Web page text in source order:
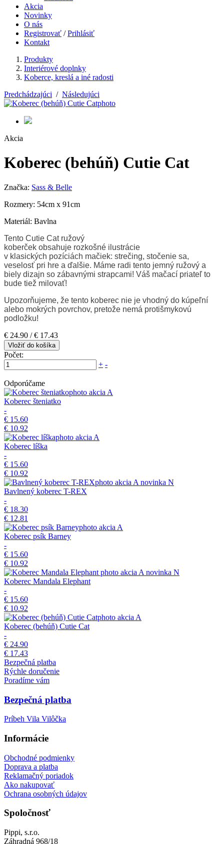
Akcia
Novinky
O nás
Registrovať / Prihlásiť
Kontakt
Produkty
Interiérové doplnky
Koberce, kreslá a iné radosti
Predchádzajúci / Následujúci
Akcia
Koberec (behúň) Cutie Cat
Značka: Sass & Belle
Rozmery: 54cm x 91cm
Materiál: Bavlna
Tento Cutie Cat ružový
koberček obsahuje rozkošné ilustrácie
v klasických pozíciách mačiek: strečing, stočenie sa,
veselosť pri hre a ďalšie. Máme radi tento jemný ružový a
biely dizajn so zábavnými strapcami! Váš mačací priateľ to
bude tiež milovať!
Upozorňujeme, že tento koberec nie je vhodný do kúpeľní
alebo mokrých povrchov, pretože nemá protišmykovú
podložku!
€ 24.90 /€ 17.43
Vložiť do košíka
Počet:
+ -
Odporúčame
akcia A
Koberec šteniatko
-
€ 15.60
€ 10.92
akcia A
Koberec líška
-
€ 15.60
€ 10.92
akcia A novinka N
Bavlnený koberec T-REX
-
€ 18.30
€ 12.81
akcia A
Koberec psík Barney
-
€ 15.60
€ 10.92
akcia A novinka N
Koberec Mandala Elephant
-
€ 15.60
€ 10.92
akcia A
Koberec (behúň) Cutie Cat
-
€ 24.90
€ 17.43
Bezpečná platba
Rýchle doručenie
Poradíme vám
Bezpečná platba
Príbeh Vila Vilôčka
Informácie
Obchodné podmienky
Doprava a platba
Reklamačný poriadok
Ako nakupovať
Ochrana osobných údajov
Spoločnosť
Pippi, s.r.o.
Záhradná 968/18